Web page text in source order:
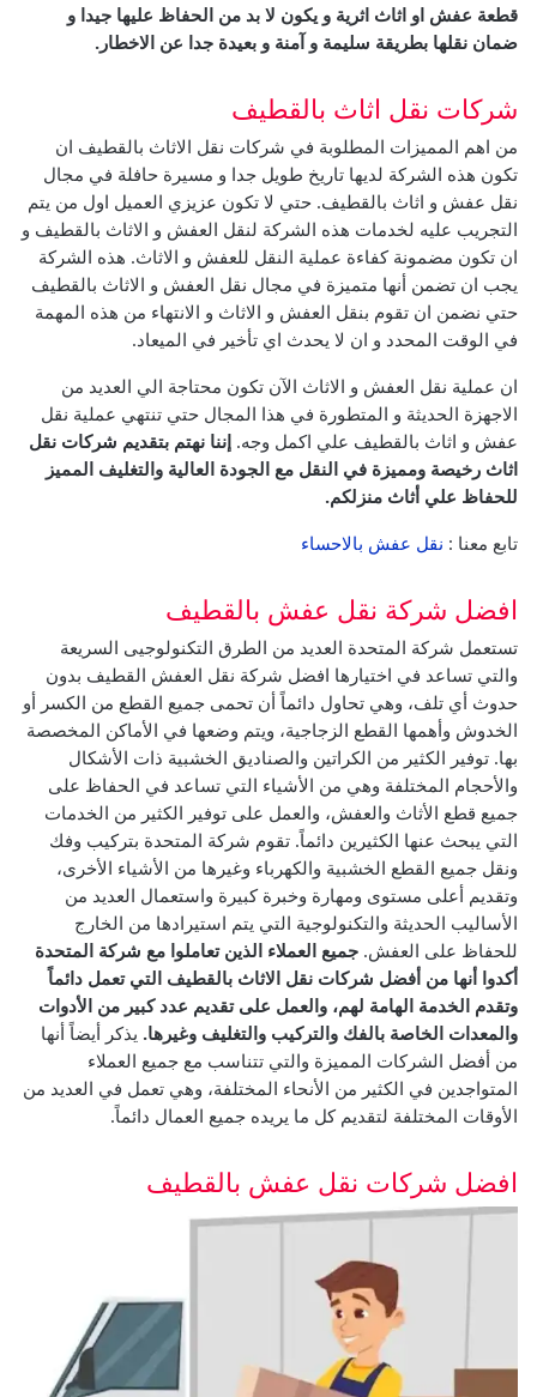
قطعة عفش او اثاث اثرية و يكون لا بد من الحفاظ عليها جيدا و
ضمان نقلها بطريقة سليمة و آمنة و بعيدة جدا عن الاخطار.
شركات نقل اثاث بالقطيف
من اهم المميزات المطلوبة في شركات نقل الاثاث بالقطيف ان
تكون هذه الشركة لديها تاريخ طويل جدا و مسيرة حافلة في مجال
نقل عفش و اثاث بالقطيف. حتي لا تكون عزيزي العميل اول من يتم
التجريب عليه لخدمات هذه الشركة لنقل العفش و الاثاث بالقطيف و
ان تكون مضمونة كفاءة عملية النقل للعفش و الاثاث. هذه الشركة
يجب ان تضمن أنها متميزة في مجال نقل العفش و الاثاث بالقطيف
حتي نضمن ان تقوم بنقل العفش و الاثاث و الانتهاء من هذه المهمة
في الوقت المحدد و ان لا يحدث اي تأخير في الميعاد.
ان عملية نقل العفش و الاثاث الآن تكون محتاجة الي العديد من
الاجهزة الحديثة و المتطورة في هذا المجال حتي تنتهي عملية نقل
عفش و اثاث بالقطيف علي اكمل وجه. إننا نهتم بتقديم شركات نقل
اثاث رخيصة ومميزة في النقل مع الجودة العالية والتغليف المميز
للحفاظ علي أثاث منزلكم.
تابع معنا : نقل عفش بالاحساء
افضل شركة نقل عفش بالقطيف
تستعمل شركة المتحدة العديد من الطرق التكنولوجيى السريعة
والتي تساعد في اختيارها افضل شركة نقل العفش القطيف بدون
حدوث أي تلف، وهي تحاول دائماً أن تحمى جميع القطع من الكسر أو
الخدوش وأهمها القطع الزجاجية، ويتم وضعها في الأماكن المخصصة
بها. توفير الكثير من الكراتين والصناديق الخشبية ذات الأشكال
والأحجام المختلفة وهي من الأشياء التي تساعد في الحفاظ على
جميع قطع الأثاث والعفش، والعمل على توفير الكثير من الخدمات
التي يبحث عنها الكثيرين دائماً. تقوم شركة المتحدة بتركيب وفك
ونقل جميع القطع الخشبية والكهرباء وغيرها من الأشياء الأخرى،
وتقديم أعلى مستوى ومهارة وخبرة كبيرة واستعمال العديد من
الأساليب الحديثة والتكنولوجية التي يتم استيرادها من الخارج
للحفاظ على العفش. جميع العملاء الذين تعاملوا مع شركة المتحدة
أكدوا أنها من أفضل شركات نقل الاثاث بالقطيف التي تعمل دائماً
وتقدم الخدمة الهامة لهم، والعمل على تقديم عدد كبير من الأدوات
والمعدات الخاصة بالفك والتركيب والتغليف وغيرها. يذكر أيضاً أنها
من أفضل الشركات المميزة والتي تتناسب مع جميع العملاء
المتواجدين في الكثير من الأنحاء المختلفة، وهي تعمل في العديد من
الأوقات المختلفة لتقديم كل ما يريده جميع العمال دائماً.
افضل شركات نقل عفش بالقطيف